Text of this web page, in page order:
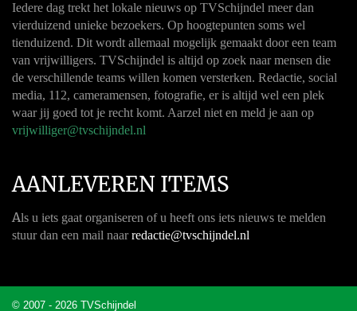
Iedere dag trekt het lokale nieuws op TVSchijndel meer dan
vierduizend unieke bezoekers. Op hoogtepunten soms wel
tienduizend. Dit wordt allemaal mogelijk gemaakt door een team
van vrijwilligers. TVSchijndel is altijd op zoek naar mensen die
de verschillende teams willen komen versterken. Redactie, social
media, 112, cameramensen, fotografie, er is altijd wel een plek
waar jij goed tot je recht komt. Aarzel niet en meld je aan op
vrijwilliger@tvschijndel.nl
AANLEVEREN ITEMS
Als u iets gaat organiseren of u heeft ons iets nieuws te melden
stuur dan een mail naar redactie@tvschijndel.nl
© 2007 - 2026 TVSchijndel